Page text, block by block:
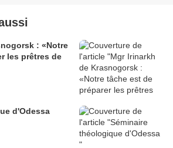
: «Notre
les prêtres de
d'Odessa